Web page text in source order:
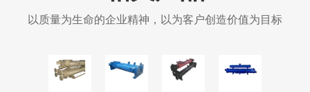
以质量为生命的企业精神，以为客户创造价值为目标